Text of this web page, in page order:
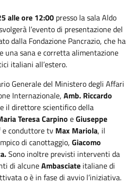
alle ore 12:00 presso la sala Aldo
l’evento di presentazione del
dalla Fondazione Pancrazio, che ha
una sana e corretta alimentazione
italiani all’estero.
Generale del Ministero degli Affari
Internazionale, Amb. Riccardo
il direttore scientifico della
Teresa Carpino eGiuseppe
e conduttore tv Max Mariola, il
di canottaggio, Giacomo
Sono inoltre previsti interventi da
di alcuneAmbasciate italiane di
o è in fase di avvio l’iniziativa.